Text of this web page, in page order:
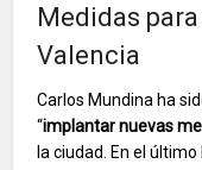
Medidas
Valencia
Carlos Mundina ha
“implantar nuevas
la ciudad. En el